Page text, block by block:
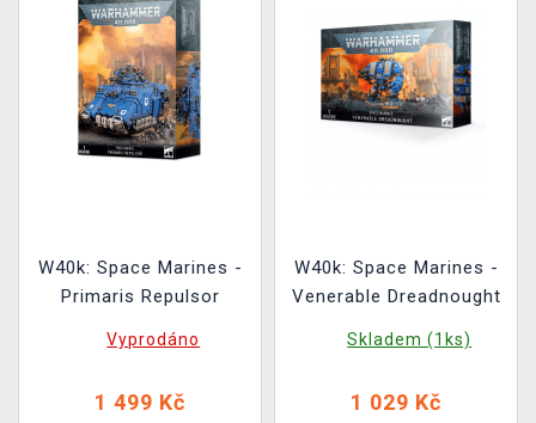
W40k: Space Marines -
Primaris Repulsor
Vyprodáno
1 499 Kč
W40k: Space Marines -
Venerable Dreadnought
Skladem (1ks)
1 029 Kč